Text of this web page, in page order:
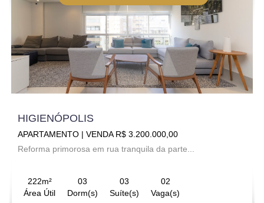
HIGIENÓPOLIS
APARTAMENTO | VENDA R$ 3.200.000,00
Reforma primorosa em rua tranquila da parte...
222m²
Área Útil
03
Dorm(s)
03
Suíte(s)
02
Vaga(s)